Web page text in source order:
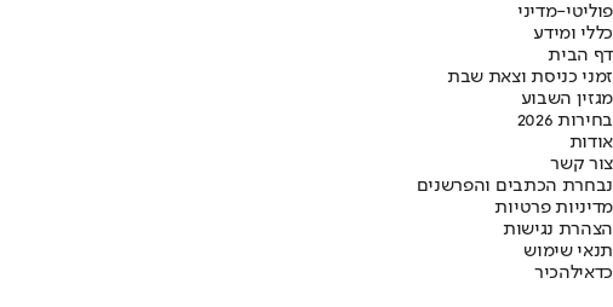
פוליטי-מדיני
כללי ומידע
דף הבית
זמני כניסת וצאת שבת
מגזין השבוע
בחירות 2026
אודות
צור קשר
נבחרת הכתבים והפרשנים
מדיניות פרטיות
הצהרת נגישות
תנאי שימוש
כדאילהכיר